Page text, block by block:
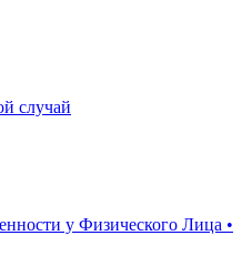
случай
у Физического Лица •